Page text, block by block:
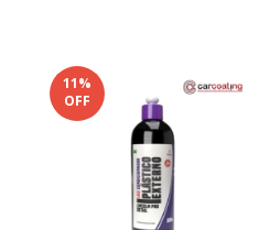
11%
OFF